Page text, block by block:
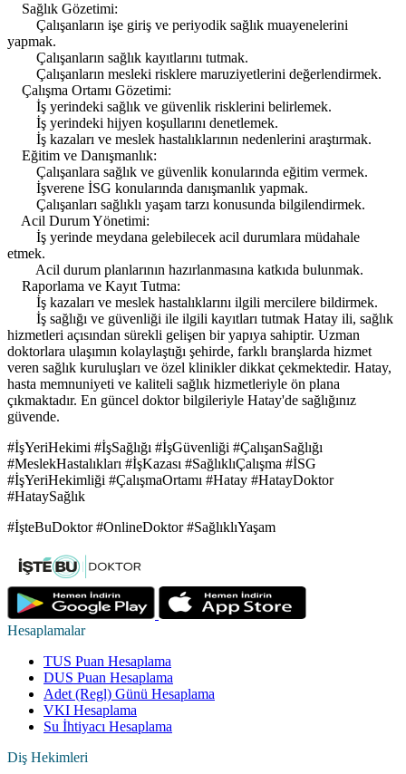
Sağlık Gözetimi:
Çalışanların işe giriş ve periyodik sağlık muayenelerini
yapmak.
Çalışanların sağlık kayıtlarını tutmak.
Çalışanların mesleki risklere maruziyetlerini değerlendirmek.
Çalışma Ortamı Gözetimi:
İş yerindeki sağlık ve güvenlik risklerini belirlemek.
İş yerindeki hijyen koşullarını denetlemek.
İş kazaları ve meslek hastalıklarının nedenlerini araştırmak.
Eğitim ve Danışmanlık:
Çalışanlara sağlık ve güvenlik konularında eğitim vermek.
İşverene İSG konularında danışmanlık yapmak.
Çalışanları sağlıklı yaşam tarzı konusunda bilgilendirmek.
Acil Durum Yönetimi:
İş yerinde meydana gelebilecek acil durumlara müdahale
etmek.
Acil durum planlarının hazırlanmasına katkıda bulunmak.
Raporlama ve Kayıt Tutma:
İş kazaları ve meslek hastalıklarını ilgili mercilere bildirmek.
İş sağlığı ve güvenliği ile ilgili kayıtları tutmak Hatay ili, sağlık
hizmetleri açısından sürekli gelişen bir yapıya sahiptir. Uzman
doktorlara ulaşımın kolaylaştığı şehirde, farklı branşlarda hizmet
veren sağlık kuruluşları ve özel klinikler dikkat çekmektedir. Hatay,
hasta memnuniyeti ve kaliteli sağlık hizmetleriyle ön plana
çıkmaktadır. En güncel doktor bilgileriyle Hatay'de sağlığınız
güvende.
#İşYeriHekimi #İşSağlığı #İşGüvenliği #ÇalışanSağlığı
#MeslekHastalıkları #İşKazası #SağlıklıÇalışma #İSG
#İşYeriHekimliği #ÇalışmaOrtamı #Hatay #HatayDoktor
#HataySağlık
#İşteBuDoktor #OnlineDoktor #SağlıklıYaşam
Hesaplamalar
TUS Puan Hesaplama
DUS Puan Hesaplama
Adet (Regl) Günü Hesaplama
VKI Hesaplama
Su İhtiyacı Hesaplama
Diş Hekimleri